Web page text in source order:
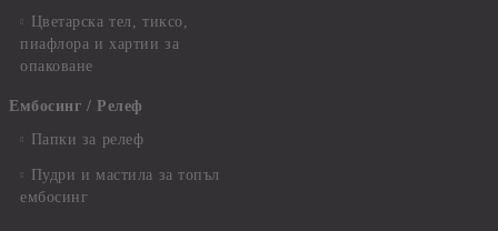
Цветарска тел, тиксо,
пиафлора и хартии за
опаковане
Ембосинг / Релеф
Папки за релеф
Пудри и мастила за топъл
ембосинг